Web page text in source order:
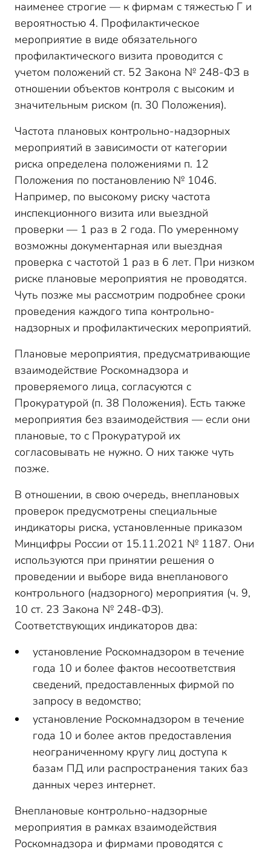
наименее строгие — к фирмам с тяжестью Г и
вероятностью 4. Профилактическое
мероприятие в виде обязательного
профилактического визита проводится с
учетом положений ст. 52 Закона № 248-ФЗ в
отношении объектов контроля с высоким и
значительным риском (п. 30 Положения).
Частота плановых контрольно-надзорных
мероприятий в зависимости от категории
риска определена положениями п. 12
Положения по постановлению № 1046.
Например, по высокому риску частота
инспекционного визита или выездной
проверки — 1 раз в 2 года. По умеренному
возможны документарная или выездная
проверка с частотой 1 раз в 6 лет. При низком
риске плановые мероприятия не проводятся.
Чуть позже мы рассмотрим подробнее сроки
проведения каждого типа контрольно-
надзорных и профилактических мероприятий.
Плановые мероприятия, предусматривающие
взаимодействие Роскомнадзора и
проверяемого лица, согласуются с
Прокуратурой (п. 38 Положения). Есть также
мероприятия без взаимодействия — если они
плановые, то с Прокуратурой их
согласовывать не нужно. О них также чуть
позже.
В отношении, в свою очередь, внеплановых
проверок предусмотрены специальные
индикаторы риска, установленные приказом
Минцифры России от 15.11.2021 № 1187. Они
используются при принятии решения о
проведении и выборе вида внепланового
контрольного (надзорного) мероприятия (ч. 9,
10 ст. 23 Закона № 248-ФЗ).
Соответствующих индикаторов два:
установление Роскомнадзором в течение
года 10 и более фактов несоответствия
сведений, предоставленных фирмой по
запросу в ведомство;
установление Роскомнадзором в течение
года 10 и более актов предоставления
неограниченному кругу лиц доступа к
базам ПД или распространения таких баз
данных через интернет.
Внеплановые контрольно-надзорные
мероприятия в рамках взаимодействия
Роскомнадзора и фирмами проводятся с